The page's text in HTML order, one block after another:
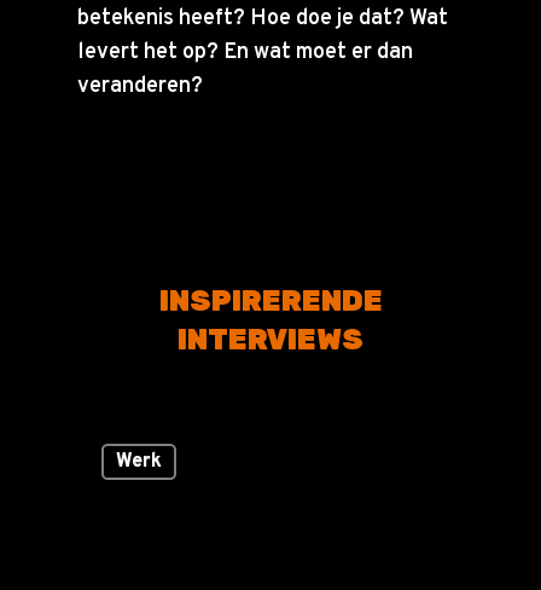
betekenis heeft? Hoe doe je dat? Wat
levert het op? En wat moet er dan
veranderen?
INSPIRERENDE
INTERVIEWS
Werk